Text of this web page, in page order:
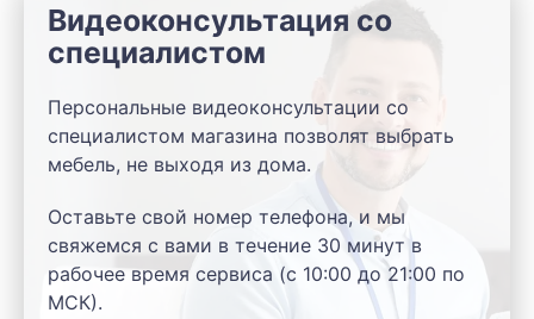
Видеоконсультация со
специалистом
Персональные видеоконсультации со
специалистом магазина позволят выбрать
мебель, не выходя из дома.
Оставьте свой номер телефона, и мы
свяжемся с вами в течение 30 минут в
рабочее время сервиса (с 10:00 до 21:00 по
МСК).